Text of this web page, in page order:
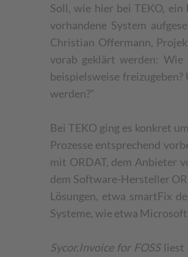
Soll, wie hier bei TEKO,
vorhandene System
Christian Offermann,
vorab geklärt werden: Wie
beispielsweise
werden?“
Bei TEKO ging es konkret
Prozesse entsprechend
mit ORDAT, dem Anbieter
dem Software-Hersteller
Lösungen, etwa smartFix
Systeme, wie etwa
Sycor.Invoice for FOSSliest